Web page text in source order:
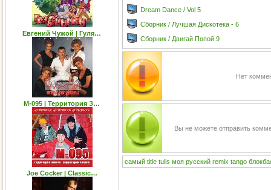
Евгений Чужой | Гуля…
М-095 | Территория З…
Joe Cocker | Classic…
Dream Dance / Vol 5
Сборник / Лучшая Дискотека - 6
Сборник / Двигай Попой 9
Нет
Вы не можете отправить
самый title tulis моя русский remix tango